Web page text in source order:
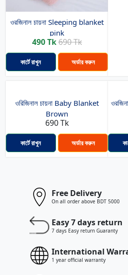
ওরজিনাল চায়না Sleeping blanket
pink
490 Tk690 Tk
কার্টে রাখুন অর্ডার করুন
ওরিজিনাল চায়না Baby Blanket
Brown
690 Tk
কার্টে রাখুন অর্ডার করুন
Free Delivery
On all order above BDT 5000
Easy 7 days return
7 days Easy return Guaranty
International
1 year official warranty